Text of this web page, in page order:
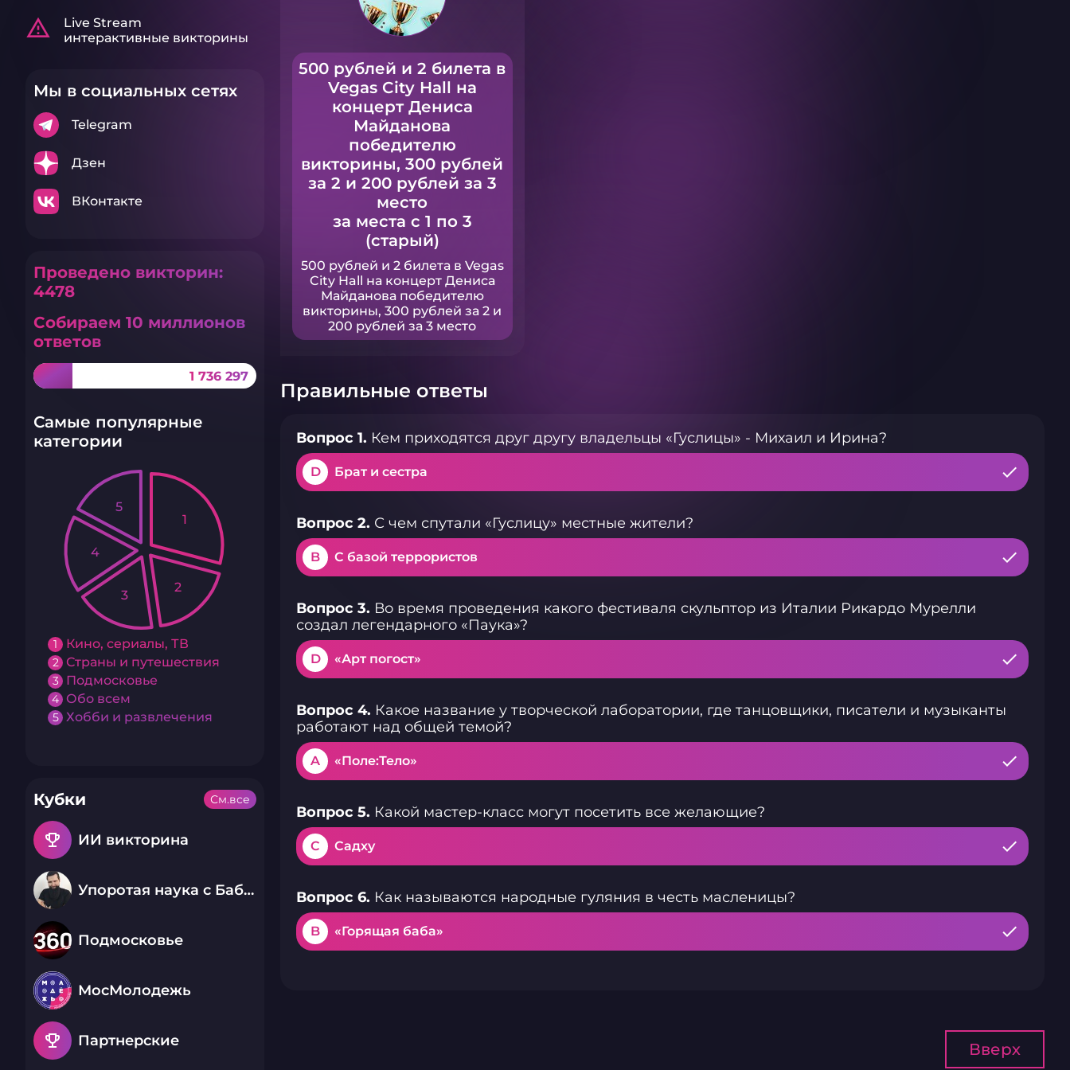
warning_amber
Live Stream
интерактивные викторины
Мы в социальных сетях
Telegram
Дзен
ВКонтакте
Проведено викторин:
4478
Собираем 10 миллионов
ответов
1 736 297
Самые популярные
категории
1 Кино, сериалы, ТВ
2 Страны и путешествия
3 Подмосковье
4 Обо всем
5 Хобби и развлечения
1
2
3
4
5
Кубки
emoji_events ИИ викторина
Упоротая наука с Бабаем Лютым
Подмосковье
МосМолодежь
emoji_events Партнерские
См.все
500 рублей и 2 билета в
Vegas City Hall на
концерт Дениса
Майданова
победителю
викторины, 300 рублей
за 2 и 200 рублей за 3
место
за места с 1 по 3
(старый)
500 рублей и 2 билета в Vegas
City Hall на концерт Дениса
Майданова победителю
викторины, 300 рублей за 2 и
200 рублей за 3 место
Правильные ответы
Вопрос 1. Кем приходятся друг другу владельцы «Гуслицы» - Михаил и Ирина?
D Брат и сестра
Вопрос 2. С чем спутали «Гуслицу» местные жители?
B С базой террористов
Вопрос 3. Во время проведения какого фестиваля скульптор из Италии Рикардо Мурелли
создал легендарного «Паука»?
D «Арт погост»
Вопрос 4. Какое название у творческой лаборатории, где танцовщики, писатели и музыканты
работают над общей темой?
A «Поле:Тело»
Вопрос 5. Какой мастер-класс могут посетить все желающие?
C Садху
Вопрос 6. Как называются народные гуляния в честь масленицы?
B «Горящая баба»
Вверх